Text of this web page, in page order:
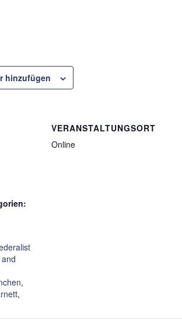
hinzufügen
,
,
VERANSTALTUNGSORT
Online